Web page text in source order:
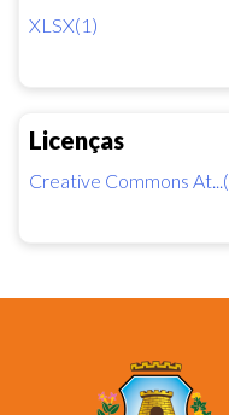
XLSX(1)
Licenças
Creative Commons